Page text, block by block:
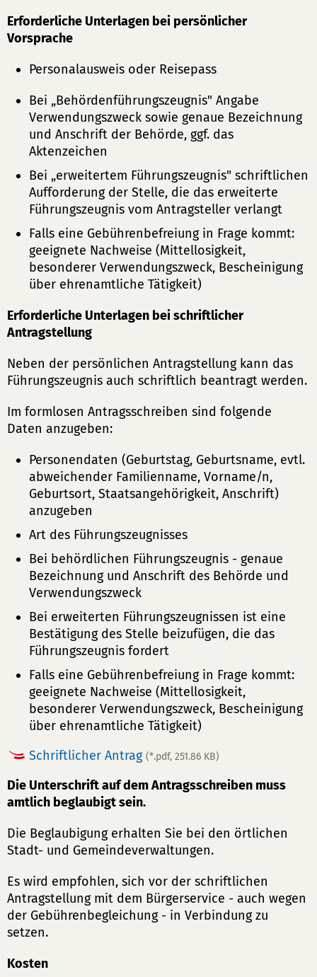
Erforderliche Unterlagen bei persönlicher
Vorsprache
Personalausweis oder Reisepass
Bei „Behördenführungszeugnis" Angabe
Verwendungszweck sowie genaue Bezeichnung
und Anschrift der Behörde, ggf. das
Aktenzeichen
Bei „erweitertem Führungszeugnis" schriftlichen
Aufforderung der Stelle, die das erweiterte
Führungszeugnis vom Antragsteller verlangt
Falls eine Gebührenbefreiung in Frage kommt:
geeignete Nachweise (Mittellosigkeit,
besonderer Verwendungszweck, Bescheinigung
über ehrenamtliche Tätigkeit)
Erforderliche Unterlagen bei schriftlicher
Antragstellung
Neben der persönlichen Antragstellung kann das
Führungszeugnis auch schriftlich beantragt werden.
Im formlosen Antragsschreiben sind folgende
Daten anzugeben:
Personendaten (Geburtstag, Geburtsname, evtl.
abweichender Familienname, Vorname/n,
Geburtsort, Staatsangehörigkeit, Anschrift)
anzugeben
Art des Führungszeugnisses
Bei behördlichen Führungszeugnis - genaue
Bezeichnung und Anschrift des Behörde und
Verwendungszweck
Bei erweiterten Führungszeugnissen ist eine
Bestätigung des Stelle beizufügen, die das
Führungszeugnis fordert
Falls eine Gebührenbefreiung in Frage kommt:
geeignete Nachweise (Mittellosigkeit,
besonderer Verwendungszweck, Bescheinigung
über ehrenamtliche Tätigkeit)
Schriftlicher Antrag (*.pdf, 251.86 KB)
Die Unterschrift auf dem Antragsschreiben muss
amtlich beglaubigt sein.
Die Beglaubigung erhalten Sie bei den örtlichen
Stadt- und Gemeindeverwaltungen.
Es wird empfohlen, sich vor der schriftlichen
Antragstellung mit dem Bürgerservice - auch wegen
der Gebührenbegleichung - in Verbindung zu
setzen.
Kosten